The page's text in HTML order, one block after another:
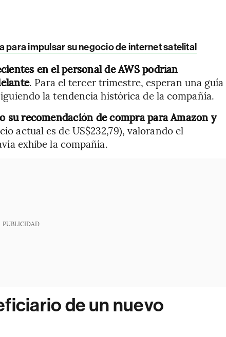
para impulsar su negocio de internet satelital
en el personal de AWS podrían
. Para el tercer trimestre, esperan una guía
la tendencia histórica de la compañía.
su recomendación de compra para Amazon y
actual es de US$232,79), valorando el
exhibe la compañía.
PUBLICIDAD
de un nuevo